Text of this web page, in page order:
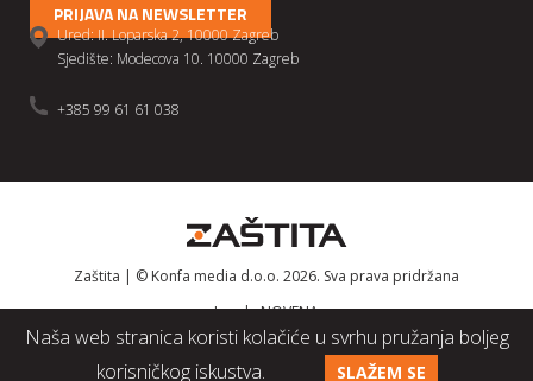
Naša web stranica koristi kolačiće u svrhu pružanja boljeg
korisničkog iskustva.
SLAŽEM SE
PRIJAVA NA NEWSLETTER
Ured: II. Loparska 2, 10000 Zagreb
Sjedište: Modecova 10. 10000 Zagreb
+385 99 61 61 038
Zaštita | © Konfa media d.o.o. 2026. Sva prava pridržana
IzradaNOVENA